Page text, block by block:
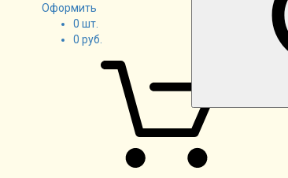
Оформить
0 шт.
0 руб.